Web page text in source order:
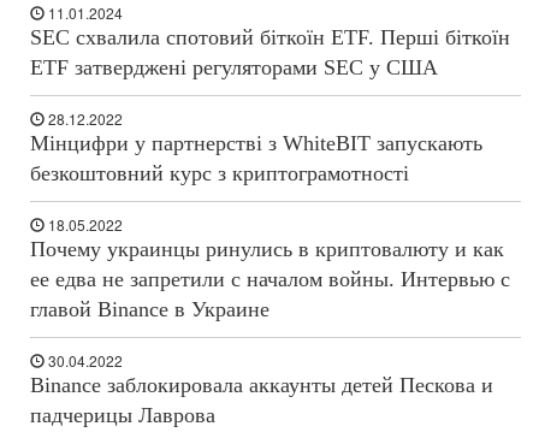
11.01.2024
SEC схвалила спотовий біткоїн ETF. Перші біткоїн
ETF затверджені регуляторами SEC у США
28.12.2022
Мінцифри у партнерстві з WhiteBIT запускають
безкоштовний курс з криптограмотності
18.05.2022
Почему украинцы ринулись в криптовалюту и как
ее едва не запретили с началом войны. Интервью с
главой Binance в Украине
30.04.2022
Binance заблокировала аккаунты детей Пескова и
падчерицы Лаврова